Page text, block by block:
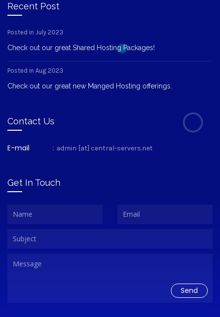
Recent Post
Posted in July 2023
Check out our great Shared Hosting Packages!
Posted in Aug 2023
Check out our great new Manged Hosting offerings.
Contact Us
E-mail : admin [at] central-servers.net
Get In Touch